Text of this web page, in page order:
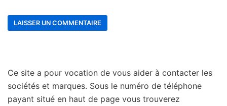
Ce site a pour vocation de vous aider à contacter les
sociétés et marques. Sous le numéro de téléphone
payant situé en haut de page vous trouverez